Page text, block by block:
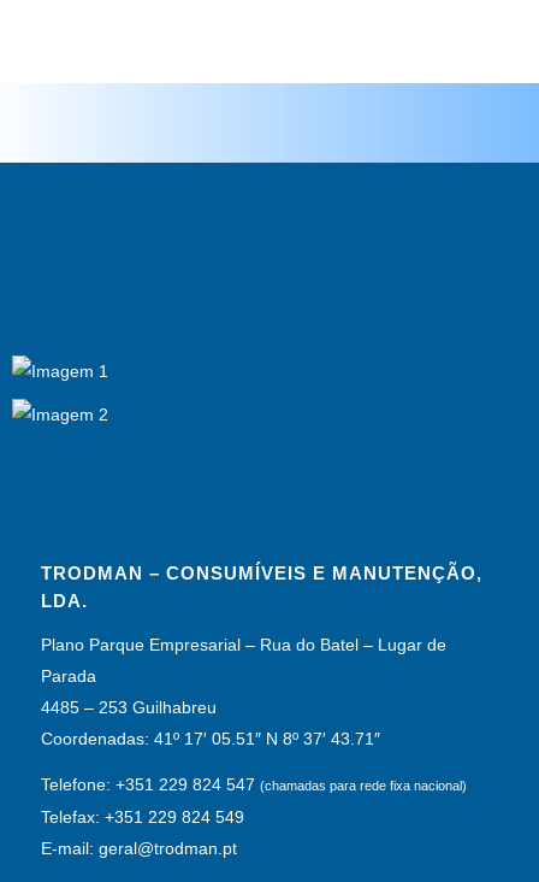
TRODMAN – CONSUMÍVEIS E MANUTENÇÃO,
LDA.
Plano Parque Empresarial – Rua do Batel – Lugar de
Parada
4485 – 253 Guilhabreu
Coordenadas: 41º 17′ 05.51″ N 8º 37′ 43.71″
Telefone: +351 229 824 547(chamadas para rede fixa nacional)
Telefax: +351 229 824 549
E-mail: geral@trodman.pt